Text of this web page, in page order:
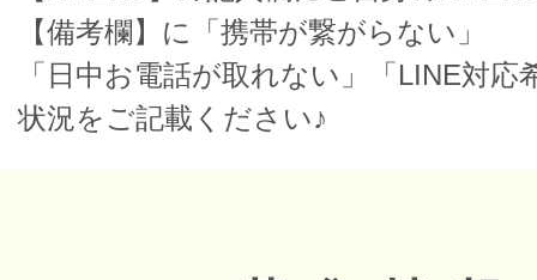
【備考欄】に「携帯が繋がらない」
「日中お電話が取れない」「LINE対応
状況をご記載ください♪